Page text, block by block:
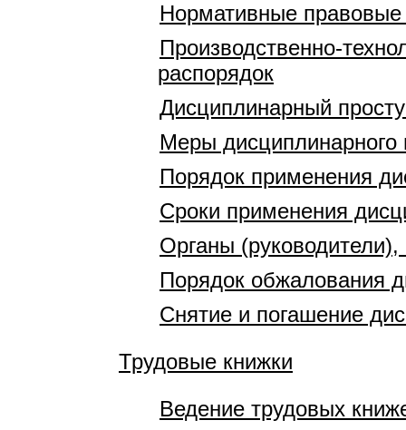
Нормативные правовые
Производственно-
распорядок
Дисциплинарный
Меры дисциплинарного
Порядок применения
Сроки применения
Органы
Порядок обжалования
Снятие и погашение
Трудовые книжки
Ведение трудовых